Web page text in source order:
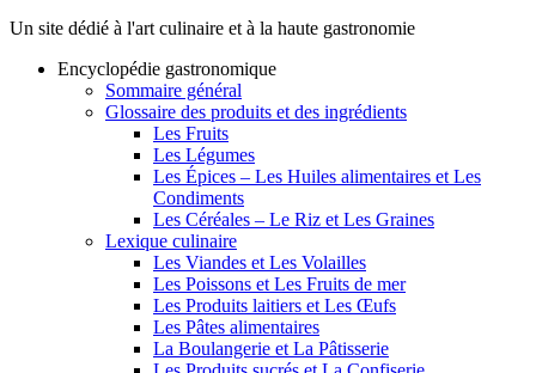
Un site dédié à l'art culinaire et à la haute gastronomie
Encyclopédie gastronomique
Sommaire général
Glossaire des produits et des ingrédients
Les Fruits
Les Légumes
Les Épices – Les Huiles alimentaires et Les
Condiments
Les Céréales – Le Riz et Les Graines
Lexique culinaire
Les Viandes et Les Volailles
Les Poissons et Les Fruits de mer
Les Produits laitiers et Les Œufs
Les Pâtes alimentaires
La Boulangerie et La Pâtisserie